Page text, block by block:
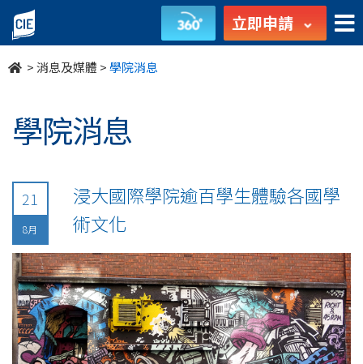
undefined 立即申請
>消息及媒體 >學院消息
學院消息
21
8月
浸大國際學院逾百學生體驗各國學
術文化